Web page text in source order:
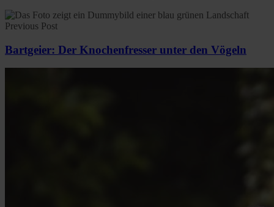
Previous Post
Bartgeier: Der Knochenfresser unter den Vögeln